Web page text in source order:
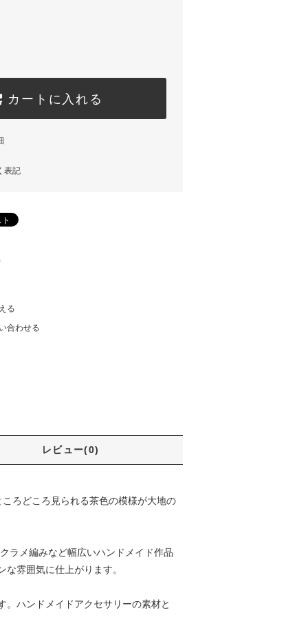
カートに入れる
表記
る
合わせる
レビュー(0)
ろどころ見られる茶色の模様が大地の
ラメ編みなど幅広いハンドメイド作品
雰囲気に仕上がります。
ハンドメイドアクセサリーの素材と